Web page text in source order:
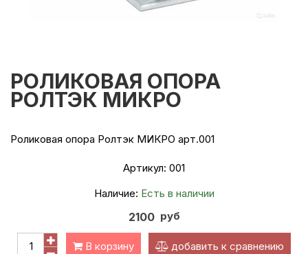
РОЛИКОВАЯ ОПОРА
РОЛТЭК МИКРО
Роликовая опора Ролтэк МИКРО арт.001
Артикул: 001
Наличие: Есть в наличии
2100 руб
В корзину добавить к сравнению